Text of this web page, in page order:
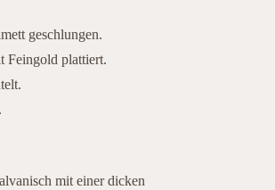
geschlungen.
Feingold plattiert.
mit einer dicken